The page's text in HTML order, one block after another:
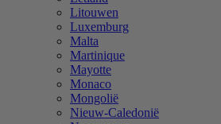
Litouwen
Luxemburg
Malta
Martinique
Mayotte
Monaco
Mongolië
Nieuw-Caledonië